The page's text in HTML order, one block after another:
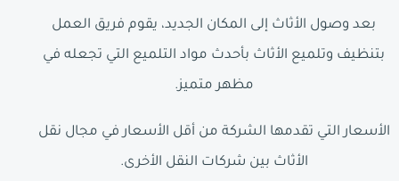
بعد وصول الأثاث إلى المكان الجديد، يقوم فريق العمل
بتنظيف وتلميع الأثاث بأحدث مواد التلميع التي تجعله في
مظهر متميز.
الأسعار التي تقدمها الشركة من أقل الأسعار في مجال نقل
الأثاث بين شركات النقل الأخرى.